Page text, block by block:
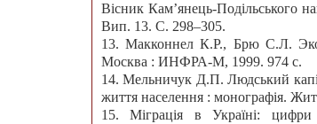
Вісник Кам’янець-Подільського
Вип. 13. С. 298–305.
13. Макконнел К.Р., Брю С.Л.
Москва : ИНФРА-М, 1999. 974 с.
14. Мельничук Д.П. Людський
життя населення : монографія.
15. Міграція в Україні: